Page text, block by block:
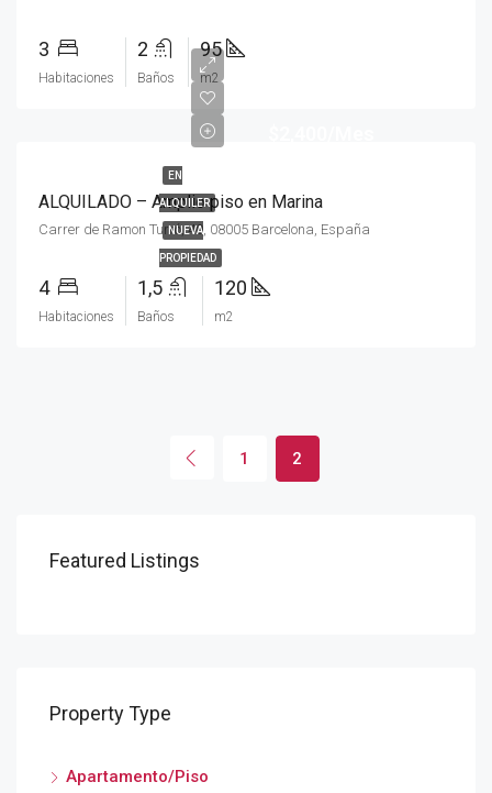
3
Habitaciones
2
Baños
95
m2
EN
ALQUILER
NUEVA
PROPIEDAD
ALQUILADO – Amplio piso en Marina
Carrer de Ramon Turró, 40, 08005 Barcelona, España
4
Habitaciones
1,5
Baños
120
m2
1 2
Featured Listings
Property Type
Apartamento/Piso